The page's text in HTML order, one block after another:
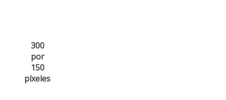
300
por
150
píxeles